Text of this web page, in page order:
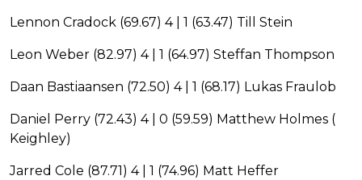
Lennon Cradock (69.67) 4 | 1 (63.47) Till Stein
Leon Weber (82.97) 4 | 1 (64.97) Steffan Thompson
Daan Bastiaansen (72.50) 4 | 1 (68.17) Lukas Fraulob
Daniel Perry (72.43) 4 | 0 (59.59) Matthew Holmes (
Keighley)
Jarred Cole (87.71) 4 | 1 (74.96) Matt Heffer